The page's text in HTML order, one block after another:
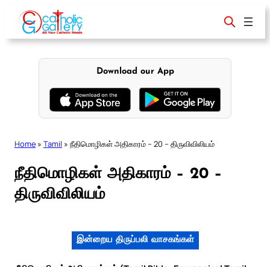
content
Download our App
Home » Tamil » நீதிமொழிகள் அதிகாரம் – 20 – திருவிவிலியம்
நீதிமொழிகள் அதிகாரம் – 20 –
திருவிவிலியம்
இன்றைய திருப்பலி வாசகங்கள்